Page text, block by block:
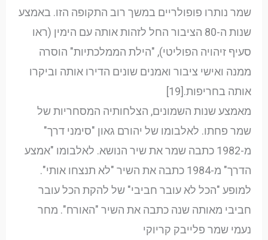
שמר נותרו פופולריים במשך רוב התקופה הזו. באמצע
שנות ה-80 הציבור החל לזהות אותה עם הימין (ראו
סעיף זיהויה הפוליטי), "הילת הממלכתיות" הוסרה
ממנה ואישי ציבור ואמנים שונים הדירו אותה וביקרו
אותה בחריפות.[19]
מאמצע שנות השמונים, הצלחותיה המסחריות של
שמר פחתו. לאלבומו של יהורם גאון "סימני דרך"
מ-1982 כתבה שמר את שיר הנושא. לאלבומו "אמצע
הדרך" מ-1984 כתבה את השיר "לא תנצחו אותי".
למופע "הכל לא עובר חביבי" של להקת הכל עובר
חביבי מאותה שנה כתבה את השיר "האורח". מחר
נעמי שמר פלייבק קריוקי